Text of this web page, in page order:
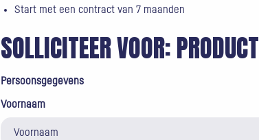
Start met een contract van 7 maanden
SOLLICITEER VOOR:
Persoonsgegevens
Voornaam